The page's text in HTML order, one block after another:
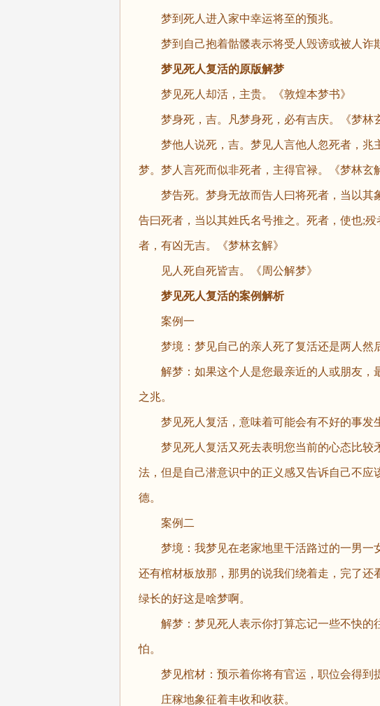
梦到死人进入家中幸运将至的预兆。
梦到自己抱着骷髅表示将受人毁谤或被人诈
梦见死人复活的原版解梦
梦见死人却活，主贵。《敦煌本梦书》
梦身死，吉。凡梦身死，必有吉庆。《梦林玄
梦他人说死，吉。梦见人言他人忽死者，兆
梦。梦人言死而似非死者，主得官禄。《梦林玄
梦告死。梦身无故而告人曰将死者，当以其
告曰死者，当以其姓氏名号推之。死者，使也;
者，有凶无吉。《梦林玄解》
见人死自死皆吉。《周公解梦》
梦见死人复活的案例解析
案例一
梦境：梦见自己的亲人死了复活还是两人然
解梦：如果这个人是您最亲近的人或朋友，
之兆。
梦见死人复活，意味着可能会有不好的事发
梦见死人复活又死去表明您当前的心态比较
法，但是自己潜意识中的正义感又告诉自己不应
德。
案例二
梦境：我梦见在老家地里干活路过的一男一
还有棺材板放那，那男的说我们绕着走，完了
绿长的好这是啥梦啊。
解梦：梦见死人表示你打算忘记一些不快的
怕。
梦见棺材：预示着你将有官运，职位会得到
庄稼地象征着丰收和收获。